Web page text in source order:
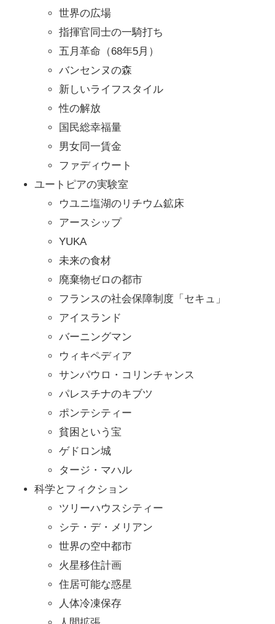
世界の広場
指揮官同士の一騎打ち
五月革命（68年5月）
バンセンヌの森
新しいライフスタイル
性の解放
国民総幸福量
男女同一賃金
ファディウート
ユートピアの実験室
ウユニ塩湖のリチウム鉱床
アースシップ
YUKA
未来の食材
廃棄物ゼロの都市
フランスの社会保障制度「セキュ」
アイスランド
バーニングマン
ウィキペディア
サンパウロ・コリンチャンス
パレスチナのキブツ
ポンテシティー
貧困という宝
ゲドロン城
タージ・マハル
科学とフィクション
ツリーハウスシティー
シテ・デ・メリアン
世界の空中都市
火星移住計画
住居可能な惑星
人体冷凍保存